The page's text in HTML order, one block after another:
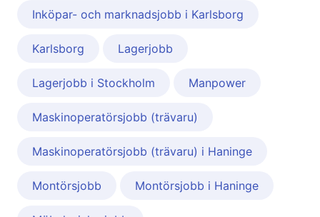
Inköpar- och marknadsjobb i Karlsborg
Karlsborg Lagerjobb
Lagerjobb i Stockholm Manpower
Maskinoperatörsjobb (trävaru)
Maskinoperatörsjobb (trävaru) i Haninge
Montörsjobb Montörsjobb i Haninge